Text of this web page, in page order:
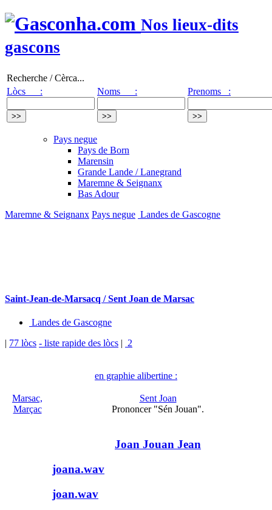
Nos lieux-dits
gascons
Recherche / Cèrca...
Lòcs :
Noms : Prenoms :
Pays negue
Pays de Born
Marensin
Grande Lande / Lanegrand
Maremne & Seignanx
Bas Adour
Maremne & Seignanx Pays negue Landes de Gascogne
Saint-Jean-de-Marsacq / Sent Joan de Marsac
Landes de Gascogne
| 77 lòcs - liste rapide des lòcs | 2
en graphie alibertine :
Marsac,
Marçac
Sent Joan
Prononcer "Sén Jouan".
Joan Jouan Jean
joana.wav
joan.wav